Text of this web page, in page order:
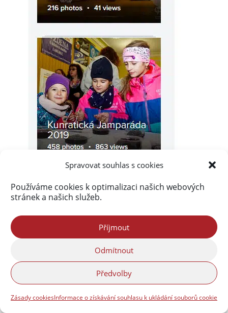
Spravovat souhlas s cookies
Používáme cookies k optimalizaci našich webových
stránek a našich služeb.
Příjmout
Odmítnout
Předvolby
Zásady cookiesInformace o získávání souhlasu k ukládání souborů cookie